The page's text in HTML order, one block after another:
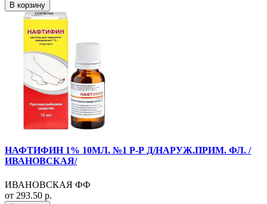
В корзину
НАФТИФИН 1% 10МЛ. №1 Р-Р Д/НАРУЖ.ПРИМ. ФЛ. /
ИВАНОВСКАЯ/
ИВАНОВСКАЯ ФФ
от 293.50 р.